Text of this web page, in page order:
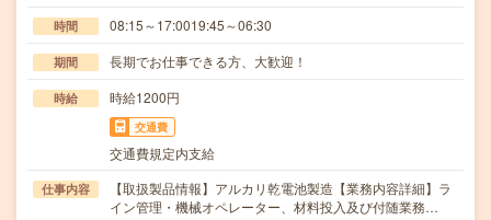
時間 08:15～17:0019:45～06:30
期間 長期でお仕事できる方、大歓迎！
時給 時給1200円
交通費
交通費規定内支給
仕事内容
【取扱製品情報】アルカリ乾電池製造【業務内容詳細】ラ
イン管理・機械オペレーター、材料投入及び付随業務…